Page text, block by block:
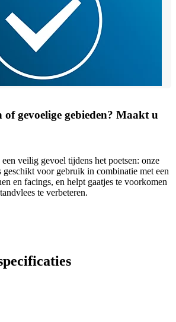
gevoelige gebieden? Maakt u
veilig gevoel tijdens het poetsen: onze
geschikt voor gebruik in combinatie met een
en facings, en helpt gaatjes te voorkomen
te verbeteren.